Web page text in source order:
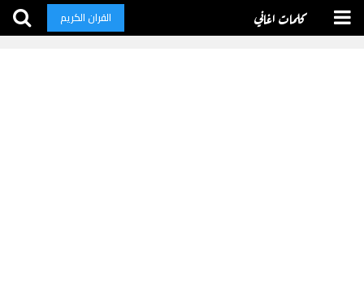
كلمات اغاني القران الكريم